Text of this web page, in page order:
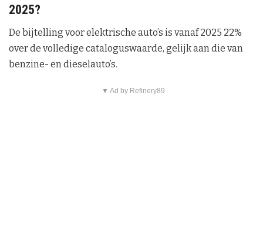
2025?
De bijtelling voor elektrische auto’s is vanaf 2025 22%
over de volledige cataloguswaarde, gelijk aan die van
benzine- en dieselauto’s.
▼ Ad by Refinery89